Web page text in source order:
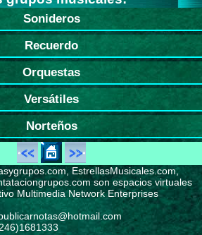
Sonideros
Recuerdo
Orquestas
Versátiles
Norteños
EstrellasMusicales.com,
son espacios virtuales
Multimedia Network Enterprises